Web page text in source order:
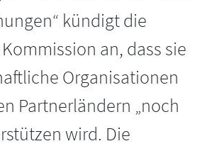
kündigt die
an, dass sie
Organisationen
Partnerländern „noch
wird. Die